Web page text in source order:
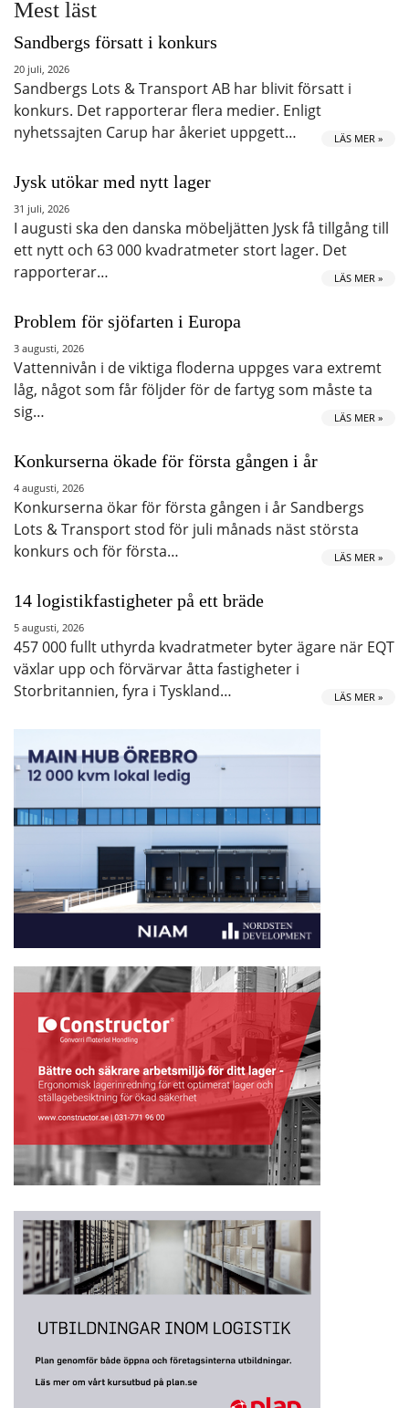
Mest läst
Sandbergs försatt i konkurs
20 juli, 2026
Sandbergs Lots & Transport AB har blivit försatt i
konkurs. Det rapporterar flera medier. Enligt
nyhetssajten Carup har åkeriet uppgett…
LÄS MER »
Jysk utökar med nytt lager
31 juli, 2026
I augusti ska den danska möbeljätten Jysk få tillgång till
ett nytt och 63 000 kvadratmeter stort lager. Det
rapporterar…
LÄS MER »
Problem för sjöfarten i Europa
3 augusti, 2026
Vattennivån i de viktiga floderna uppges vara extremt
låg, något som får följder för de fartyg som måste ta
sig…
LÄS MER »
Konkurserna ökade för första gången i år
4 augusti, 2026
Konkurserna ökar för första gången i år Sandbergs
Lots & Transport stod för juli månads näst största
konkurs och för första…
LÄS MER »
14 logistikfastigheter på ett bräde
5 augusti, 2026
457 000 fullt uthyrda kvadratmeter byter ägare när EQT
växlar upp och förvärvar åtta fastigheter i
Storbritannien, fyra i Tyskland…
LÄS MER »